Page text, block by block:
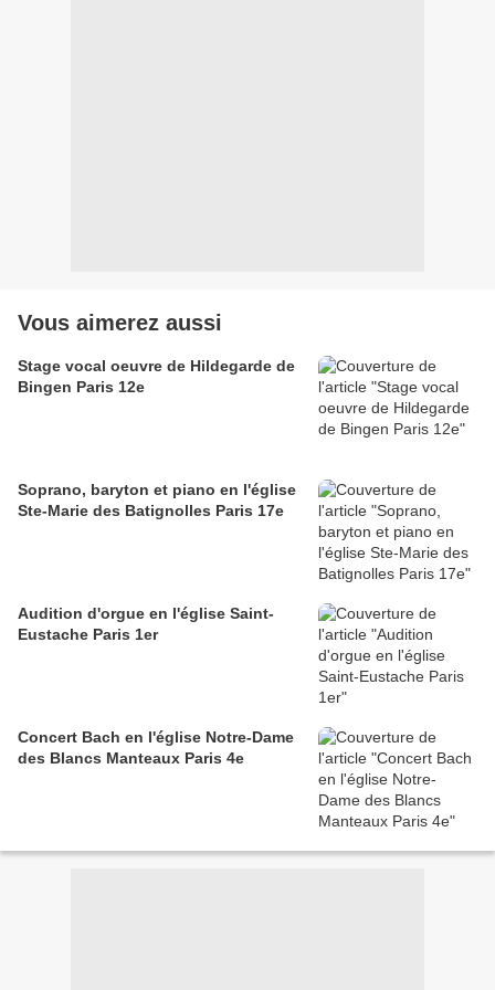
Vous aimerez aussi
Stage vocal oeuvre de Hildegarde de
Bingen Paris 12e
Soprano, baryton et piano en l'église
Ste-Marie des Batignolles Paris 17e
Audition d'orgue en l'église Saint-
Eustache Paris 1er
Concert Bach en l'église Notre-Dame
des Blancs Manteaux Paris 4e